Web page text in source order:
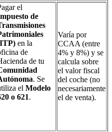
el
de
en la
de
de tu
. Se
el Modelo
o 621.
Varía por
CCAA (entre
4% y 8%) y se
calcula sobre
el valor fiscal
del coche (no
necesariamente
el de venta).